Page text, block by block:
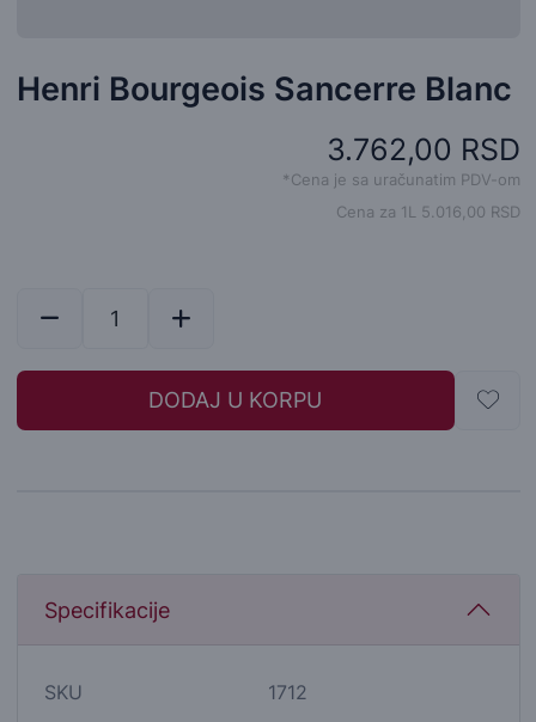
Henri Bourgeois Sancerre Blanc
3.762,00 RSD
*Cena je sa uračunatim PDV-om
Cena za 1L 5.016,00 RSD
DODAJ U KORPU
Specifikacije
SKU 1712